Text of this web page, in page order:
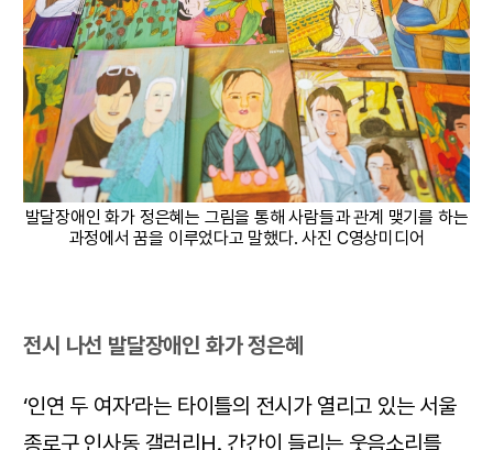
발달장애인 화가 정은혜는 그림을 통해 사람들과 관계 맺기를 하는
과정에서 꿈을 이루었다고 말했다. 사진 C영상미디어
전시 나선 발달장애인 화가 정은혜
‘인연 두 여자’라는 타이틀의 전시가 열리고 있는 서울
종로구 인사동 갤러리H. 간간이 들리는 웃음소리를